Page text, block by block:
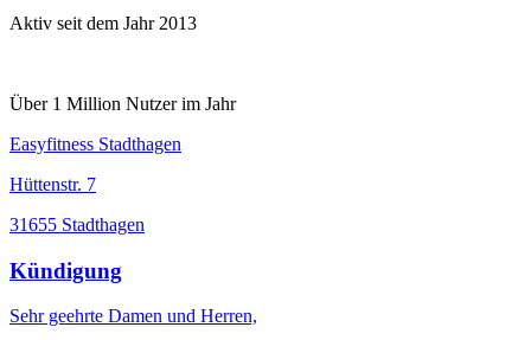
Aktiv seit dem Jahr 2013
Über 1 Million Nutzer im Jahr
Easyfitness Stadthagen
Hüttenstr. 7
31655 Stadthagen
Kündigung
Sehr geehrte Damen und Herren,